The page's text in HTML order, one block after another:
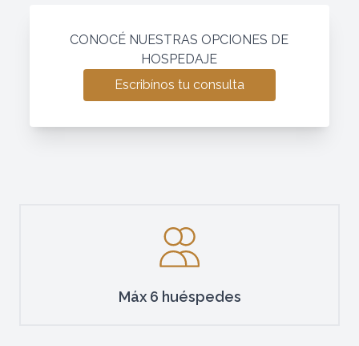
CONOCÉ NUESTRAS OPCIONES DE
HOSPEDAJE
Escribínos tu consulta
Máx 6 huéspedes